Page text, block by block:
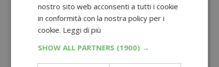
nostro sito web acconsenti a tutti i cookie
in conformità con la nostra policy per i
cookie. Leggi di più
SHOW ALL PARTNERS (1900) →